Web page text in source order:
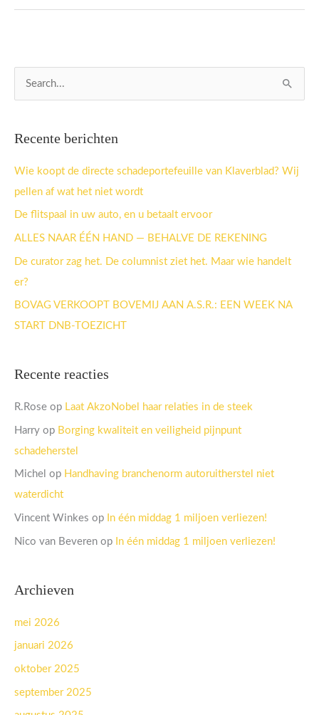
n
a
a
r
Recente berichten
Wie koopt de directe schadeportefeuille van Klaverblad? Wij
pellen af wat het niet wordt
De flitspaal in uw auto, en u betaalt ervoor
ALLES NAAR ÉÉN HAND — BEHALVE DE REKENING
De curator zag het. De columnist ziet het. Maar wie handelt
er?
BOVAG VERKOOPT BOVEMIJ AAN A.S.R.: EEN WEEK NA
START DNB-TOEZICHT
Recente reacties
R.Rose op Laat AkzoNobel haar relaties in de steek
Harry op Borging kwaliteit en veiligheid pijnpunt
schadeherstel
Michel op Handhaving branchenorm autoruitherstel niet
waterdicht
Vincent Winkes op In één middag 1 miljoen verliezen!
Nico van Beveren op In één middag 1 miljoen verliezen!
Archieven
mei 2026
januari 2026
oktober 2025
september 2025